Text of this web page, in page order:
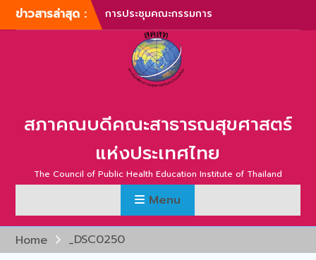
Skip
to
ข่าวสารล่าสุด :
การประชุมคณะกรรมการ
บริหารสภาคณบดีคณะ
สาธารณสุขศาสตร์แห่ง
ประเทศไทย ครั้งที่ 1/2567
การประชุมสามัญประจำปี
สภาคณบดีคณะสาธารณสุข
ที่ 1/2567
สามัญประจำปี สภาคณบดี
คณะสาธารณสุขศาสตร์แห่ง
ประเทศไทย ครั้งที่ 1/2566
การประชุมสามัญประจำปี
สภาคณบดีคณะสาธารณสุข
ศาสตร์แห่งประเทศไทย ครั้ง
ที่ 2/2565
สภาคณบดีคณะสาธารณสุขศาสตร์
แห่งประเทศไทย
The Council of Public Health Education Institute of Thailand
Menu
Home _DSC0250